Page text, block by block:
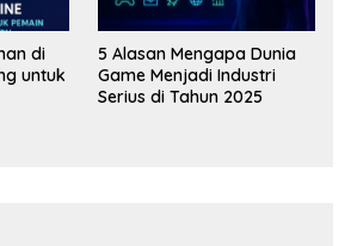
di
untuk
5 Alasan Mengapa Dunia
Game Menjadi Industri
Serius di Tahun 2025